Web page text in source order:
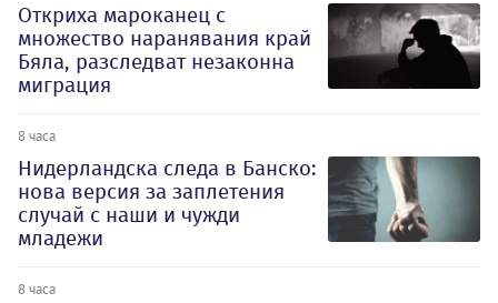
Откриха мароканец с
множество наранявания край
Бяла, разследват незаконна
миграция
8 часа
Нидерландска следа в Банско:
нова версия за заплетения
случай с наши и чужди
младежи
8 часа